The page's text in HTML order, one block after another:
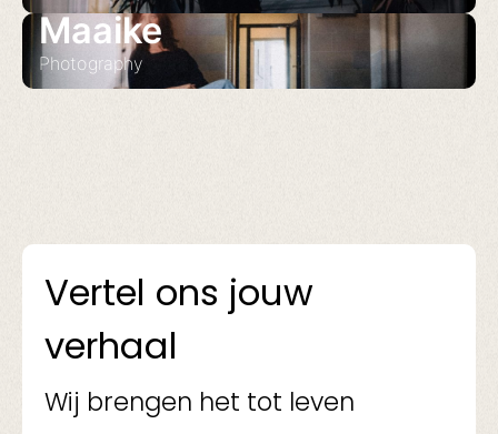
Maaike
Photography
Vertel ons jouw
verhaal
Wij brengen het tot leven